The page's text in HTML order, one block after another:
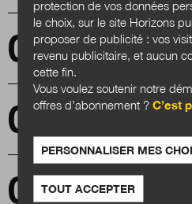
Les ruralités :
ou nostalgique
Le numérique au
(S)lowtech,
Retour d’expérience
protection de vos données
le choix, sur le site Horizons
proposer de publicité : vos
revenu publicitaire, et aucun
cette fin.
Vous voulez soutenir notre
offres d’abonnement ?C’est
PERSONNALISER MES
TOUT ACCEPTER